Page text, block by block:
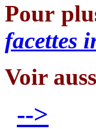
Pour
facettes
Voir
-->